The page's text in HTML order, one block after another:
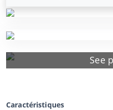
See
Caractéristiques